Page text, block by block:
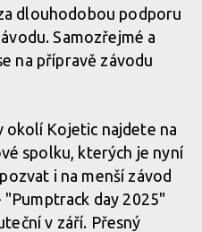
Zájem o závod předčil
Zájem o závod předčil
dlouhodobou podporu
Samozřejmé a
na přípravě závodu
okolí Kojetic najdete na
spolku, kterých je nyní
i na menší závod
day 2025"
v září. Přesný